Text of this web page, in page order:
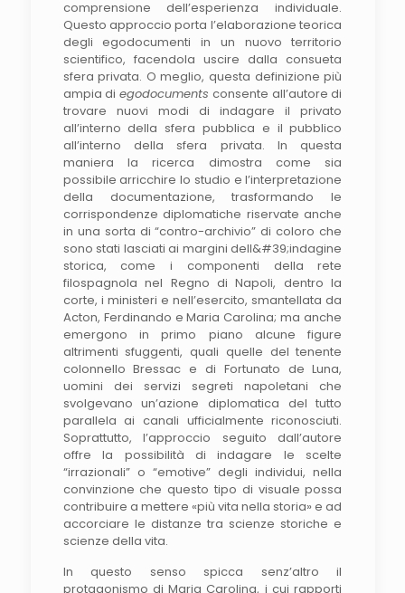
comprensione dell’esperienza individuale.
Questo approccio porta l’elaborazione teorica
degli egodocumenti in un nuovo territorio
scientifico, facendola uscire dalla consueta
sfera privata. O meglio, questa definizione più
ampia diegodocuments consente all’autore di
trovare nuovi modi di indagare il privato
all’interno della sfera pubblica e il pubblico
all’interno della sfera privata. In questa
maniera la ricerca dimostra come sia
possibile arricchire lo studio e l’interpretazione
della documentazione, trasformando le
corrispondenze diplomatiche riservate anche
in una sorta di “contro-archivio” di coloro che
sono stati lasciati ai margini dell&#39;indagine
storica, come i componenti della rete
filospagnola nel Regno di Napoli, dentro la
corte, i ministeri e nell’esercito, smantellata da
Acton, Ferdinando e Maria Carolina; ma anche
emergono in primo piano alcune figure
altrimenti sfuggenti, quali quelle del tenente
colonnello Bressac e di Fortunato de Luna,
uomini dei servizi segreti napoletani che
svolgevano un’azione diplomatica del tutto
parallela ai canali ufficialmente riconosciuti.
Soprattutto, l’approccio seguito dall’autore
offre la possibilità di indagare le scelte
“irrazionali” o “emotive” degli individui, nella
convinzione che questo tipo di visuale possa
contribuire a mettere «più vita nella storia» e ad
accorciare le distanze tra scienze storiche e
scienze della vita.
In questo senso spicca senz’altro il
protagonismo di Maria Carolina, i cui rapporti